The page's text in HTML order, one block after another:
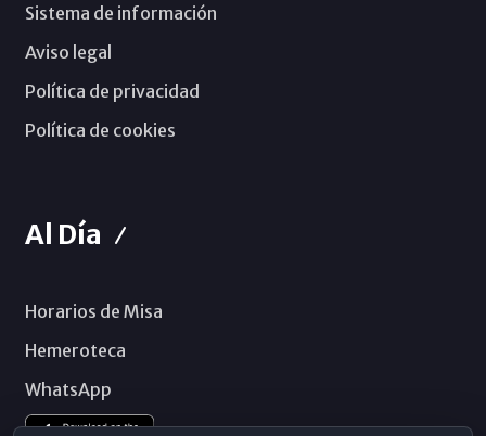
Sistema de información
Aviso legal
Política de privacidad
Política de cookies
Al Día
Horarios de Misa
Hemeroteca
WhatsApp